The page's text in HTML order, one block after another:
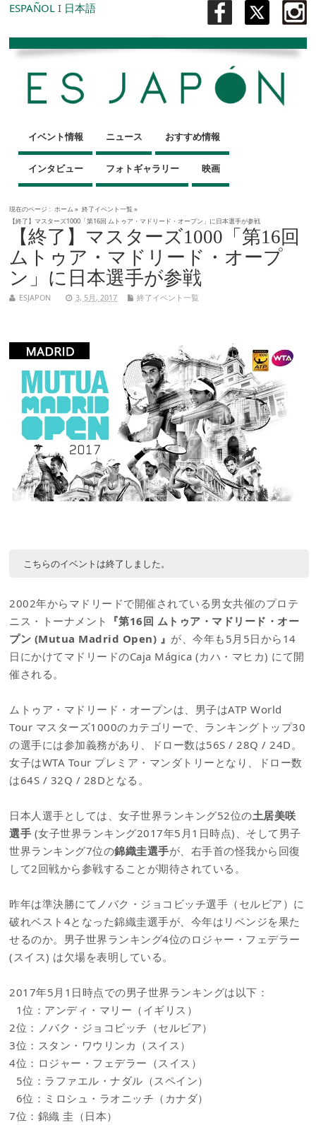
ESPAÑOL I 日本語
イベント情報 ニュース おすすめ情報
インタビュー フォトギャラリー 映画
現在のページ : ホーム » 終了イベント一覧»
【終了】マスターズ1000「第16回 ムトゥア・マドリード・オープン」に日本選手が参戦
【終了】マスターズ1000「第16回
ムトゥア・マドリード・オープ
ン」に日本選手が参戦
ESJAPON 3, 5月, 2017 終了イベント一覧
こちらのイベントは終了しました。
2002年からマドリードで開催されている男女共催のプロテ
ニス・トーナメント
『第16回 ムトゥア・マドリード・オー
プン (Mutua Madrid Open) 』 が、今年も5月5日から14
日にかけてマドリードのCaja Mágica (カハ・マヒカ) にて開
催される。
ムトゥア・マドリード・オープンは、男子はATP World
Tour マスターズ1000のカテゴリーで、ランキングトップ30
の選手には参加義務があり、ドロー数は56S / 28Q / 24D。
女子はWTA Tour プレミア・マンダトリーとなり、ドロー数
は64S / 32Q / 28Dとなる。
日本人選手としては、女子世界ランキング52位の土居美咲
選手 (女子世界ランキング2017年5月1日時点)、そして男子
世界ランキング7位の錦織圭選手が、右手首の怪我から回復
して2回戦から参戦することが期待されている。
昨年は準決勝にてノバク・ジョコビッチ選手（セルビア）に
破れベスト4となった錦織圭選手が、今年はリベンジを果た
せるのか。男子世界ランキング4位のロジャー・フェデラー
(スイス) は欠場を表明している。
2017年5月1日時点での男子世界ランキングは以下：
1位：アンディ・マリー（イギリス）
2位：ノバク・ジョコビッチ（セルビア）
3位：スタン・ワウリンカ（スイス）
4位：ロジャー・フェデラー（スイス）
5位：ラファエル・ナダル（スペイン）
6位：ミロシュ・ラオニッチ（カナダ）
7位：錦織 圭（日本）